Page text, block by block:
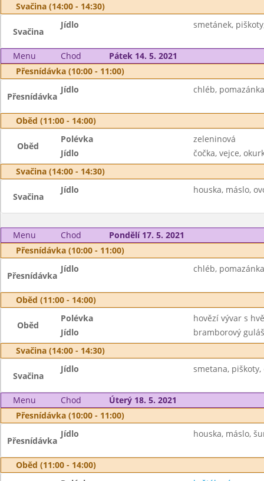
Svačina (14:00 - 14:30)
Svačina
Jídlo smetánek,
Menu Chod
Pátek 14. 5. 2021
Přesnídávka (10:00 - 11:00)
Přesnídávka
Jídlo chléb,
Oběd (11:00 - 14:00)
Oběd
Polévka
zeleninová
Jídlo
čočka, vejce,
Svačina (14:00 - 14:30)
Svačina
Jídlo houska, máslo,
Menu Chod
Pondělí 17. 5. 2021
Přesnídávka (10:00 - 11:00)
Přesnídávka
Jídlo chléb,
Oběd (11:00 - 14:00)
Oběd
Polévka
hovězí vývar s
Jídlo
bramborový
Svačina (14:00 - 14:30)
Svačina
Jídlo smetana, piškoty,
Menu Chod
Úterý 18. 5. 2021
Přesnídávka (10:00 - 11:00)
Přesnídávka
Jídlo houska, máslo,
Oběd (11:00 - 14:00)